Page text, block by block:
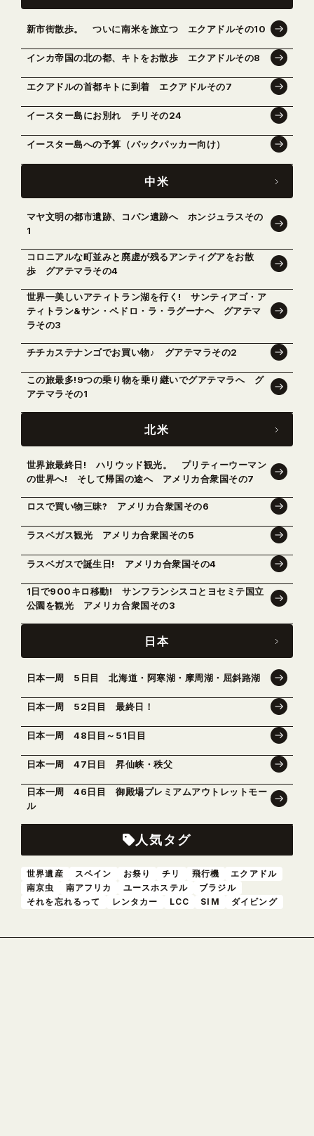
新市街散歩。 ついに南米を旅立つ エクアドルその10
インカ帝国の北の都、キトをお散歩 エクアドルその8
エクアドルの首都キトに到着 エクアドルその7
イースター島にお別れ チリその24
イースター島への予算（バックパッカー向け）
中米
マヤ文明の都市遺跡、コパン遺跡へ ホンジュラスその
1
コロニアルな町並みと廃虚が残るアンティグアをお散
歩 グアテマラその4
世界一美しいアティトラン湖を行く! サンティアゴ・ア
ティトラン&サン・ペドロ・ラ・ラグーナへ グアテマ
ラその3
チチカステナンゴでお買い物♪ グアテマラその2
この旅最多!9つの乗り物を乗り継いでグアテマラへ グ
アテマラその1
北米
世界旅最終日! ハリウッド観光。 プリティーウーマン
の世界へ! そして帰国の途へ アメリカ合衆国その7
ロスで買い物三昧? アメリカ合衆国その6
ラスベガス観光 アメリカ合衆国その5
ラスベガスで誕生日! アメリカ合衆国その4
1日で900キロ移動! サンフランシスコとヨセミテ国立
公園を観光 アメリカ合衆国その3
日本
日本一周 5日目 北海道・阿寒湖・摩周湖・屈斜路湖
日本一周 52日目 最終日！
日本一周 48日目～51日目
日本一周 47日目 昇仙峡・秩父
日本一周 46日目 御殿場プレミアムアウトレットモー
ル
人気タグ
世界遺産 スペイン お祭り チリ 飛行機
エクアドル
南京虫
南アフリカ ユースホステル
ブラジル
それを忘れるって
レンタカー LCC SIM ダイビング